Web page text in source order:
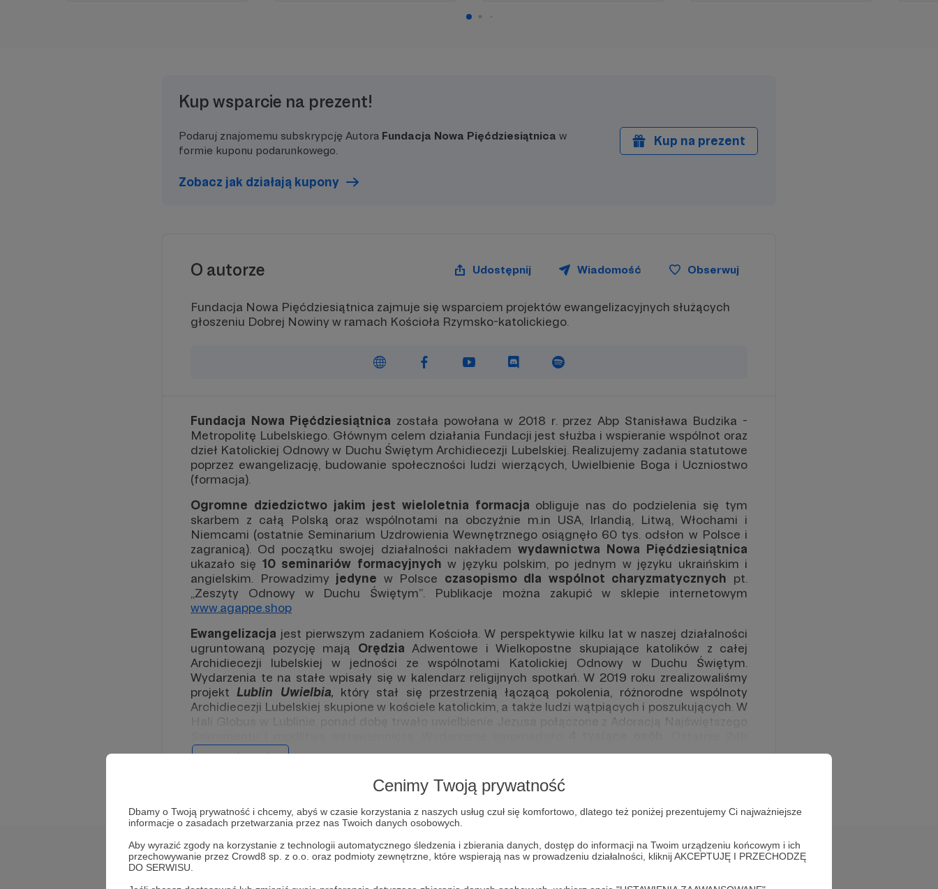
Cenimy Twoją prywatność
Dbamy o Twoją prywatność i chcemy, abyś w czasie korzystania z naszych usług czuł się komfortowo, dlatego też poniżej prezentujemy Ci najważniejsze
informacje o zasadach przetwarzania przez nas Twoich danych osobowych.
Aby wyrazić zgody na korzystanie z technologii automatycznego śledzenia i zbierania danych, dostęp do informacji na Twoim urządzeniu końcowym i ich
przechowywanie przez Crowd8 sp. z o.o. oraz podmioty zewnętrzne, które wspierają nas w prowadzeniu działalności, kliknij AKCEPTUJĘ I PRZECHODZĘ
DO SERWISU.
Kup wsparcie na prezent!
Podaruj znajomemu subskrypcję Autora Fundacja Nowa Pięćdziesiątnica w
formie kuponu podarunkowego.
Zobacz jak działają kupony
Kup na prezent
O autorze Udostępnij Wiadomość Obserwuj
Fundacja Nowa Pięćdziesiątnica zajmuje się wsparciem projektów ewangelizacyjnych służących
głoszeniu Dobrej Nowiny w ramach Kościoła Rzymsko-katolickiego.
Fundacja Nowa Pięćdziesiątnica została powołana w 2018 r. przez Abp Stanisława Budzika -
Metropolitę Lubelskiego. Głównym celem działania Fundacji jest służba i wspieranie wspólnot oraz
dzieł Katolickiej Odnowy w Duchu Świętym Archidiecezji Lubelskiej. Realizujemy zadania statutowe
poprzez ewangelizację, budowanie społeczności ludzi wierzących, Uwielbienie Boga i Uczniostwo
(formacja).
Ogromne dziedzictwo jakim jest wieloletnia formacja obliguje nas do podzielenia się tym
skarbem z całą Polską oraz wspólnotami na obczyźnie m.in USA, Irlandią, Litwą, Włochami i
Niemcami (ostatnie Seminarium Uzdrowienia Wewnętrznego osiągnęło 60 tys. odsłon w Polsce i
zagranicą). Od początku swojej działalności nakładem wydawnictwa Nowa Pięćdziesiątnica
ukazało się 10 seminariów formacyjnych w języku polskim, po jednym w języku ukraińskim i
angielskim. Prowadzimy jedyne w Polsce czasopismo dla wspólnot charyzmatycznych pt.
„Zeszyty Odnowy w Duchu Świętym”. Publikacje można zakupić w sklepie internetowym
www.agappe.shop
Ewangelizacja jest pierwszym zadaniem Kościoła. W perspektywie kilku lat w naszej działalności
ugruntowaną pozycję mają Orędzia Adwentowe i Wielkopostne skupiające katolików z całej
Archidiecezji lubelskiej w jedności ze wspólnotami Katolickiej Odnowy w Duchu Świętym.
Wydarzenia te na stałe wpisały się w kalendarz religijnych spotkań. W 2019 roku zrealizowaliśmy
projektLublin Uwielbia, który stał się przestrzenią łączącą pokolenia, różnorodne wspólnoty
Archidiecezji Lubelskiej skupione w kościele katolickim, a także ludzi wątpiących i poszukujących. W
Hali Globus w Lublinie, ponad dobę trwało uwielbienie Jezusa połączone z Adoracją Najświętszego
uwielbienie z nową nazwą JA JESTEM miało miejsce w 2023 roku (https://jajestem.pl)
katolickie social-media
. Aplikacje agappe.pl, agappe.audio (katolickie
podcasty), agappe.tv (platforma video). Nasze platformy internetowe to baza materiałów
przeznaczonych zarówno dla posługujących jak i początkujących na drodze rozwoju duchowego.
Za marzeniami stoją
Nasze projekty realizowane są dzięki pracy ks. Artura Potrapeluka,
prezesa Fundacji Nowa Pięćdziesiątnica, Zarządu Fundacji i całego zespołu młodych, zdolnych,
artystów z wielu dziedzin, rozpalonych ogniem Ducha Świętego.
Rozwiń opis
Cele